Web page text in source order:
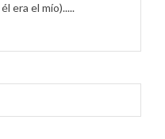
era el mío).....